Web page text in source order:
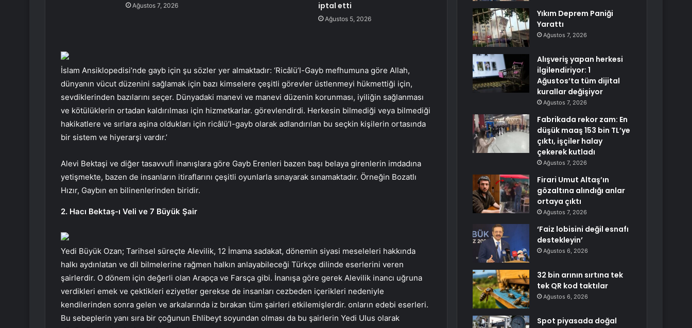
Ağustos 7, 2026
iptal etti
Ağustos 5, 2026
İslam Ansiklopedisi’nde gayb için şu sözler yer almaktadır: ‘Ricâlü’l-Gayb mefhumuna göre Allah,
dünyanın vücut düzenini sağlamak için bazı kimselere çeşitli görevler üstlenmeyi hükmettiği için,
sevdiklerinden bazılarını seçer. Dünyadaki manevi ve manevi düzenin korunması, iyiliğin sağlanması
ve kötülüklerin ortadan kaldırılması için hizmetkarlar. görevlendirdi. Herkesin bilmediği veya bilmediği
hakikatlere ve sırlara aşina oldukları için ricâlü’l-gayb olarak adlandırılan bu seçkin kişilerin ortasında
bir sistem ve hiyerarşi vardır.’
Alevi Bektaşi ve diğer tasavvufi inanışlara göre Gayb Erenleri bazen başı belaya girenlerin imdadına
yetişmekte, bazen de insanların itiraflarını çeşitli oyunlarla sınayarak sınamaktadır. Örneğin Bozatlı
Hızır, Gaybın en bilinenlerinden biridir.
2. Hacı Bektaş-ı Veli ve 7 Büyük Şair
Yedi Büyük Ozan; Tarihsel süreçte Alevilik, 12 İmama sadakat, dönemin siyasi meseleleri hakkında
halkı aydınlatan ve dil bilmelerine rağmen halkın anlayabileceği Türkçe dilinde eserlerini veren
şairlerdir. O dönem için değerli olan Arapça ve Farsça gibi. İnanışa göre gerek Alevilik inancı uğruna
verdikleri emek ve çektikleri eziyetler gerekse de insanları cezbeden içerikleri nedeniyle
kendilerinden sonra gelen ve arkalarında iz bırakan tüm şairleri etkilemişlerdir. onların edebi eserleri.
Bu sebeplerin yanı sıra bir çoğunun Ehlibeyt soyundan olması da bu şairlerin Yedi Ulus olarak
Yıkım Deprem Paniği
Yarattı
Ağustos 7, 2026
Alışveriş yapan herkesi
ilgilendiriyor: 1
Ağustos’ta tüm dijital
kurallar değişiyor
Ağustos 7, 2026
Fabrikada rekor zam: En
düşük maaş 153 bin TL’ye
çıktı, işçiler halay
çekerek kutladı
Ağustos 7, 2026
Firari Umut Altaş’ın
gözaltına alındığı anlar
ortaya çıktı
Ağustos 7, 2026
‘Faiz lobisini değil esnafı
destekleyin’
Ağustos 6, 2026
32 bin arının sırtına tek
tek QR kod taktılar
Ağustos 6, 2026
Spot piyasada doğal